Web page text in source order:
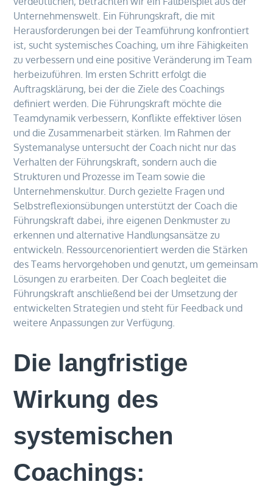
Unternehmenswelt. Ein Führungskraft, die mit
Herausforderungen bei der Teamführung konfrontiert
ist, sucht systemisches Coaching, um ihre Fähigkeiten
zu verbessern und eine positive Veränderung im Team
herbeizuführen. Im ersten Schritt erfolgt die
Auftragsklärung, bei der die Ziele des Coachings
definiert werden. Die Führungskraft möchte die
Teamdynamik verbessern, Konflikte effektiver lösen
und die Zusammenarbeit stärken. Im Rahmen der
Systemanalyse untersucht der Coach nicht nur das
Verhalten der Führungskraft, sondern auch die
Strukturen und Prozesse im Team sowie die
Unternehmenskultur. Durch gezielte Fragen und
Selbstreflexionsübungen unterstützt der Coach die
Führungskraft dabei, ihre eigenen Denkmuster zu
erkennen und alternative Handlungsansätze zu
entwickeln. Ressourcenorientiert werden die Stärken
des Teams hervorgehoben und genutzt, um gemeinsam
Lösungen zu erarbeiten. Der Coach begleitet die
Führungskraft anschließend bei der Umsetzung der
entwickelten Strategien und steht für Feedback und
weitere Anpassungen zur Verfügung.
Die langfristige
Wirkung des
systemischen
Coachings: